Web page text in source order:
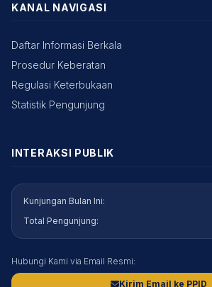
KANAL NAVIGASI
Daftar Informasi Berkala
Prosedur Keberatan
Regulasi Keterbukaan
Statistik Pengunjung
INTERAKSI PUBLIK
Kunjungan Bulan Ini:
Total Pengunjung:
Hubungi Kami via Email Resmi:
Kirim Email ke PPID